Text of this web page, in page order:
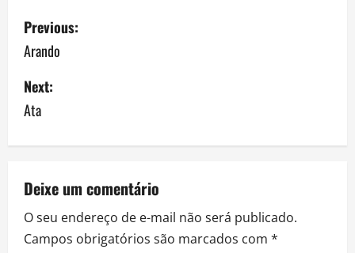
P
o
s
t
n
a
v
Previous:
Arando
Next:
Ata
Deixe um comentário
O seu endereço de e-mail não será publicado.
Campos obrigatórios são marcados com *